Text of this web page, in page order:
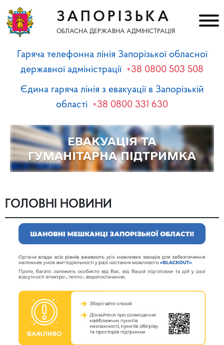
ЗАПОРІЗЬКА
ОБЛАСНА ДЕРЖАВНА АДМІНІСТРАЦІЯ
Гаряча телефонна лінія Запорізької обласної
державної адміністрації +38 0800 503 508
Єдина гаряча лінія з евакуації в Запорізькій
області +38 0800 331 630
ГОЛОВНІ НОВИНИ